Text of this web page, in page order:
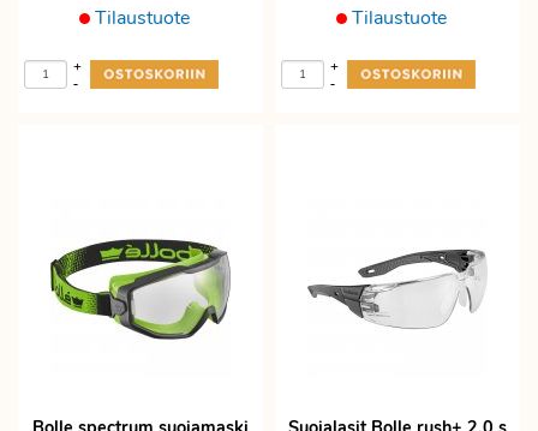
Tilaustuote
-
+
Tilaustuote
-
+